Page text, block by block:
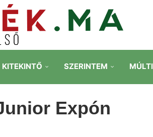
KITEKINTŐ SZERINTEM
Expón